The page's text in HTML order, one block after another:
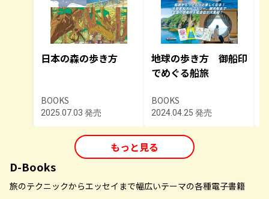
日本の森の歩き方
BOOKS
2025.07.03 発売
地球の歩き方 御船印
でめぐる船旅
BOOKS
2024.04.25 発売
もっと見る
D-Books
旅のテクニックからエッセイまで幅広いテーマの各種電子書籍